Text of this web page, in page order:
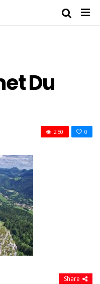
Du
0
250
Share